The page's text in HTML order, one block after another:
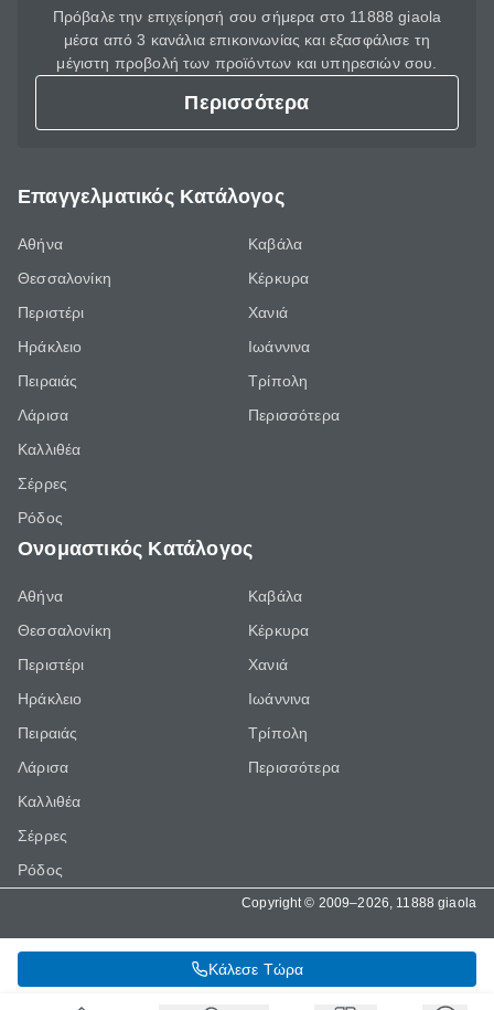
Κάλεσε Τώρα
Πρόβαλε την επιχείρησή σου σήμερα στο 11888 giaola
μέσα από 3 κανάλια επικοινωνίας και εξασφάλισε τη
μέγιστη προβολή των προϊόντων και υπηρεσιών σου.
Περισσότερα
Επαγγελματικός Κατάλογος
Αθήνα
Θεσσαλονίκη
Περιστέρι
Ηράκλειο
Πειραιάς
Λάρισα
Καλλιθέα
Σέρρες
Ρόδος
Καβάλα
Κέρκυρα
Χανιά
Ιωάννινα
Τρίπολη
Περισσότερα
Ονομαστικός Κατάλογος
Αθήνα
Θεσσαλονίκη
Περιστέρι
Ηράκλειο
Πειραιάς
Λάρισα
Καλλιθέα
Σέρρες
Ρόδος
Καβάλα
Κέρκυρα
Χανιά
Ιωάννινα
Τρίπολη
Περισσότερα
Copyright © 2009–2026, 11888 giaola